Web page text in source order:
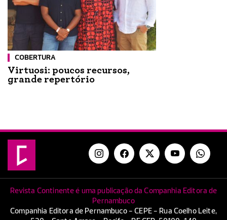
COBERTURA
Virtuosi: poucos recursos,
grande repertório
Revista Continente é uma publicação da Companhia Editora de
Pernambuco
Companhia Editora de Pernambuco - CEPE - Rua Coelho Leite,